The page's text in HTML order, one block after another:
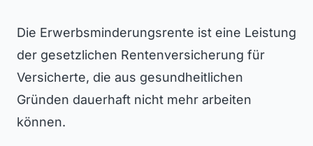
Die Erwerbsminderungsrente ist eine Leistung
der gesetzlichen Rentenversicherung für
Versicherte, die aus gesundheitlichen
Gründen dauerhaft nicht mehr arbeiten
können.